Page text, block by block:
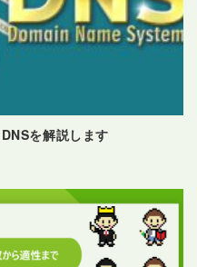
を解説します